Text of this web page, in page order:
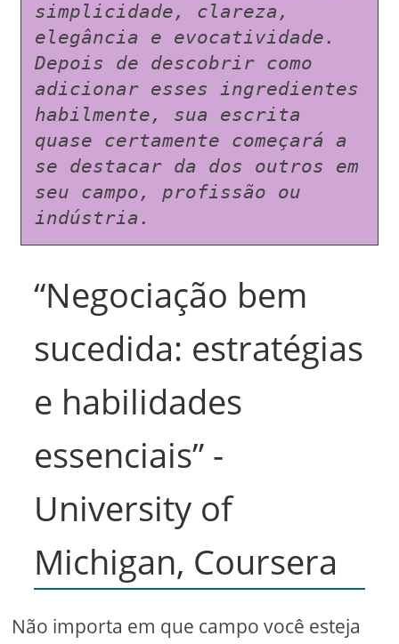
simplicidade, clareza,
elegância e evocatividade.
Depois de descobrir como
adicionar esses ingredientes
habilmente, sua escrita
quase certamente começará a
se destacar da dos outros em
seu campo, profissão ou
indústria.
“Negociação bem
sucedida: estratégias
e habilidades
essenciais” -
University of
Michigan, Coursera
Não importa em que campo você esteja